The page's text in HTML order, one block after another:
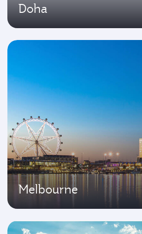
Doha
Melbourne